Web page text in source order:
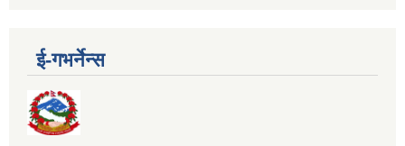
ई-गभर्नेन्स